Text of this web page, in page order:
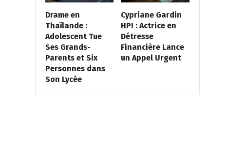
Drame en
Thaïlande :
Adolescent Tue
Ses Grands-
Parents et Six
Personnes dans
Son Lycée
Cypriane Gardin
HPI : Actrice en
Détresse
Financière Lance
un Appel Urgent